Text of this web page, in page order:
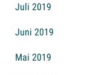
Juli 2019
Juni 2019
Mai 2019